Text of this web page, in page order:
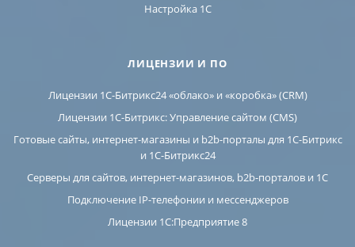
Настройка 1С
ЛИЦЕНЗИИ И ПО
Лицензии 1С-Битрикс24 «облако» и «коробка» (CRM)
Лицензии 1С-Битрикс: Управление сайтом (CMS)
Готовые сайты, интернет-магазины и b2b-порталы для 1С-Битрикс
и 1С-Битрикс24
Серверы для сайтов, интернет-магазинов, b2b-порталов и 1С
Подключение IP-телефонии и мессенджеров
Лицензии 1C:Предприятие 8